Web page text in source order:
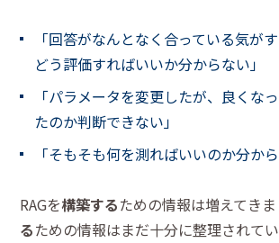
「回答がなんとなく合っている気が
どう評価すればいいか分からない」
「パラメータを変更したが、良くな
たのか判断できない」
「そもそも何を測ればいいのか分から
RAGを構築するための情報は増えてきま
るための情報はまだ十分に整理されて